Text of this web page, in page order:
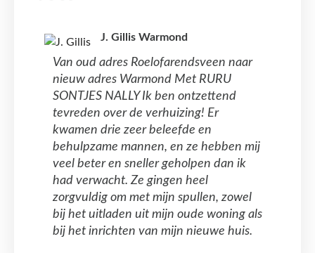
J. Gillis Warmond
Van oud adres Roelofarendsveen naar
nieuw adres Warmond Met RURU
SONTJES NALLY Ik ben ontzettend
tevreden over de verhuizing! Er
kwamen drie zeer beleefde en
behulpzame mannen, en ze hebben mij
veel beter en sneller geholpen dan ik
had verwacht. Ze gingen heel
zorgvuldig om met mijn spullen, zowel
bij het uitladen uit mijn oude woning als
bij het inrichten van mijn nieuwe huis.